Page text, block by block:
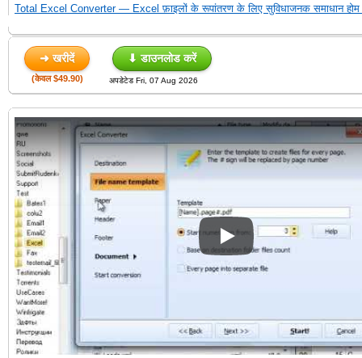
Total Excel Converter — Excel फ़ाइलों के रूपांतरण के लिए सुविधाजनक समाधान होम
➜ खरीदें ⬇ डाउनलोड करें
(केवल $49.90) अपडेटेड Fri, 07 Aug 2026
Play